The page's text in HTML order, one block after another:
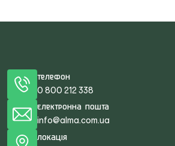
Телефон
0 800 212 338
Електронна пошта
info@alma.com.ua
Локація